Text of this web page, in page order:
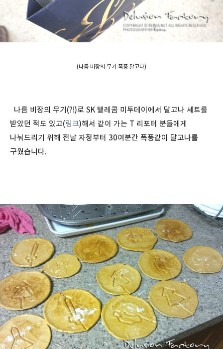
(나름 비장의 무기 폭풍 달고나)
나름 비장의 무기(?!)로 SK 텔레콤 미투데이에서 달고나 세트를
받았던 적도 있고(링크)해서 같이 가는 T 리포터 분들에게
나눠드리기 위해 전날 자정부터 30여분간 폭풍같이 달고나를
구웠습니다.